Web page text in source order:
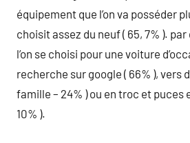
équipement que l’on va posséder
choisit assez du neuf ( 65, 7% ).
l’on se choisi pour une voiture
recherche sur google ( 66% ), vers
famille – 24% ) ou en troc et puces
10% ).